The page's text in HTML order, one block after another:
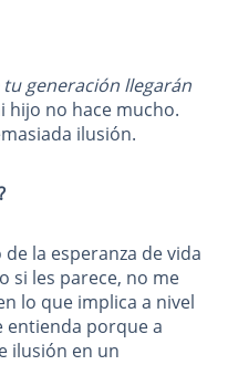
tu generación llegarán
hijo no hace mucho.
ilusión.
la esperanza de vida
si les parece, no me
lo que implica a nivel
entienda porque a
ilusión en un